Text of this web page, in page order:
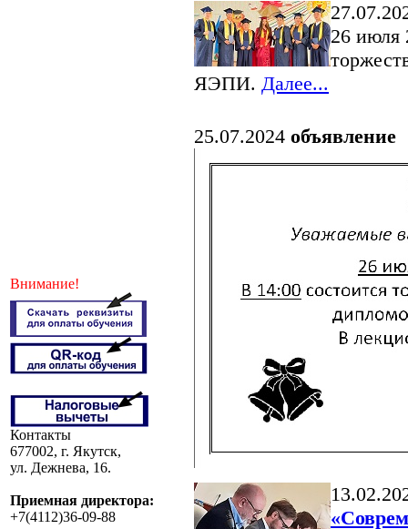
Внимание!
Контакты
677002, г. Якутск,
ул. Дежнева, 16.
Приемная директора:
+7(4112)36-09-88
26 июля
ЯЭПИ. Далее...
25.07.2024 объявление